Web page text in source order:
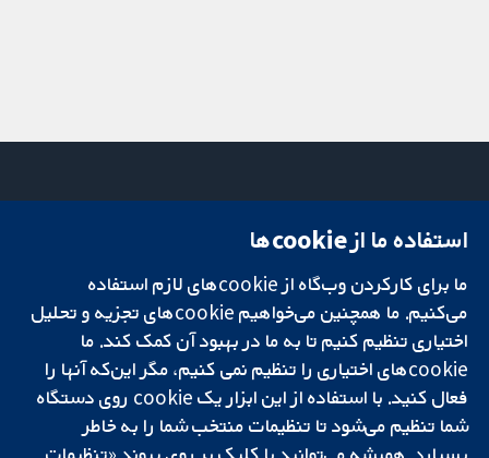
تحقیقات قابل
اعتماد.
تصمیم‌گیری آگاهانه.
سلامت بهتر.
میدان کاوندیش
لندن
W1G 0AN
بریتانیا
دفتر رسانه‌ای
درباره ما
فرصت‌های
شغلی
Cochrane
Library
استفاده ما از cookie‌ها
ما برای کارکردن وب‌گاه از cookie‌های لازم استفاده
می‌کنیم. ما همچنین می‌خواهیم cookie‌های تجزیه و تحلیل
اختیاری تنظیم کنیم تا به ما در بهبود آن کمک کند. ما
cookie‌های اختیاری را تنظیم نمی کنیم، مگر این‌که آنها را
فعال کنید. با استفاده از این ابزار یک cookie‌ روی دستگاه
شما تنظیم می‌شود تا تنظیمات منتخب شما را به خاطر